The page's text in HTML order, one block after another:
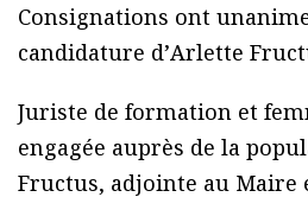
Consignations ont
candidature dʼArlette
Juriste de formation et
engagée auprès de la
Fructus, adjointe au Maire